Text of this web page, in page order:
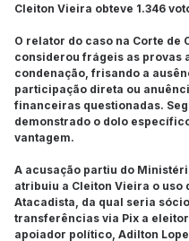
Cleiton Vieira obteve 1.346
O relator do caso na Corte de
considerou frágeis as provas
condenação, frisando a
participação direta ou
financeiras questionadas.
demonstrado o dolo
vantagem.
A acusação partiu do
atribuiu a Cleiton Vieira o uso
Atacadista, da qual seria
transferências via Pix a
apoiador político, Adilton